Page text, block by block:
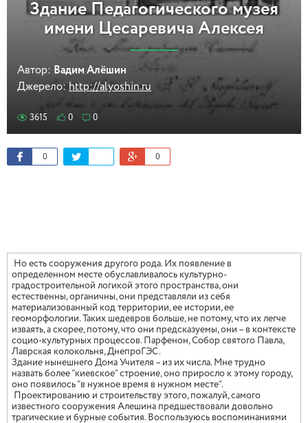
Здание Педагогического музея
имени Цесаревича Алексея
Автор: Вадим Алёшин
Джерело: http://alyoshin.ru
3615 0 0
0 0
Но есть сооружения другого рода. Их появление в
определенном месте обуславливалось культурно-
градостроительной логикой этого пространства, они
естественны, органичны, они представляли из себя
материализованный код территории, ее истории, ее
геоморфологии. Таких шедевров больше, не потому, что их легче
изваять, а скорее, потому, что они предсказуемы, они – в контексте
социо-культурных процессов. Парфенон, Собор святого Павла,
Лаврская колокольня, ДнепроГЭС.
Здание нынешнего Дома Учителя – из их числа. Мне трудно
назвать более “киевское” строение, оно приросло к этому городу,
оно появилось “в нужное время в нужном месте”.
Проектированию и строительству этого, пожалуй, самого
известного сооружения Алешина предшествовали довольно
трагические и бурные события. Воспользуюсь воспоминаниями